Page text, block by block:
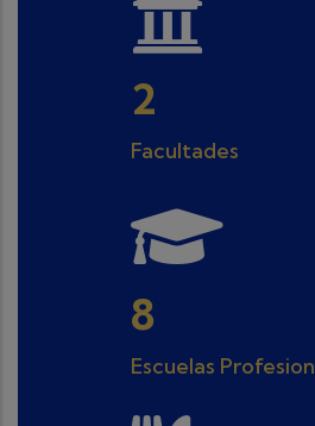
3
Facultades
10
Escuelas